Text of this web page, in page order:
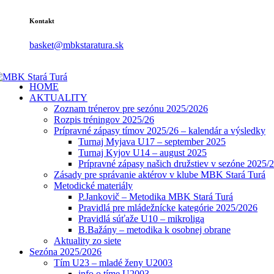
Kontakt
basket@mbkstaratura.sk
HOME
AKTUALITY
Zoznam trénerov pre sezónu 2025/2026
Rozpis tréningov 2025/26
Prípravné zápasy tímov 2025/26 – kalendár a výsledky
Turnaj Myjava U17 – september 2025
Turnaj Kyjov U14 – august 2025
Prípravné zápasy našich družstiev v sezóne 2025/
Zásady pre správanie aktérov v klube MBK Stará Turá
Metodické materiály
P.Jankovič – Metodika MBK Stará Turá
Pravidlá pre mládežnícke kategórie 2025/2026
Pravidlá súťaže U10 – mikroliga
B.Bažány – metodika k osobnej obrane
Aktuality zo siete
Sezóna 2025/2026
Tím U23 – mladé ženy U2003